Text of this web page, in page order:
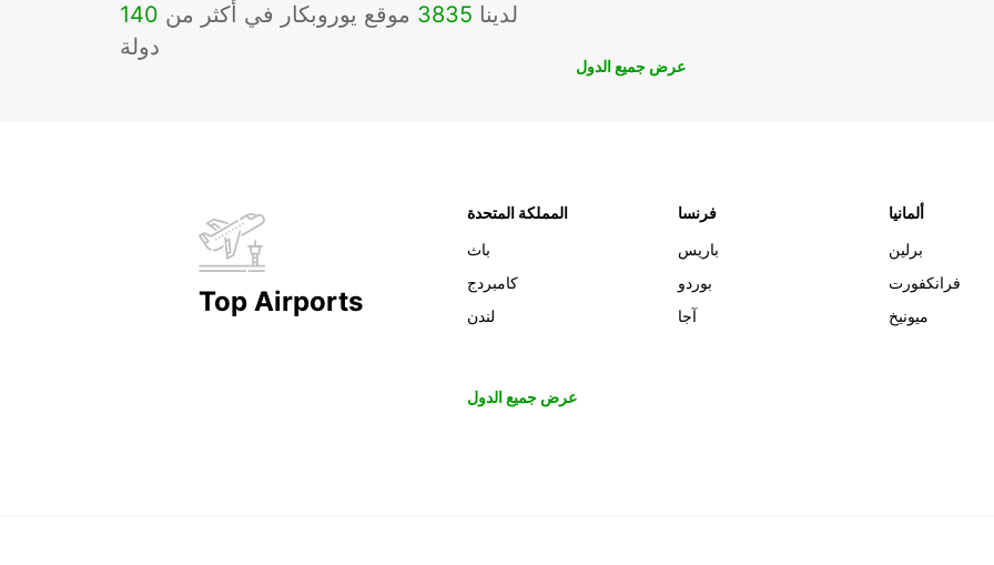
لدينا 3835 موقع يوروبكار في أكثر من 140
دولة
عرض جميع الدول
Top Airports
المملكة المتحدة
باث
كامبردج
لندن
فرنسا
باريس
بوردو
آجا
ألمانيا
برلين
فرانكفورت
ميونيخ
عرض جميع الدول